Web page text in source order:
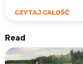
CZYTAJ CAŁOŚĆ
Read